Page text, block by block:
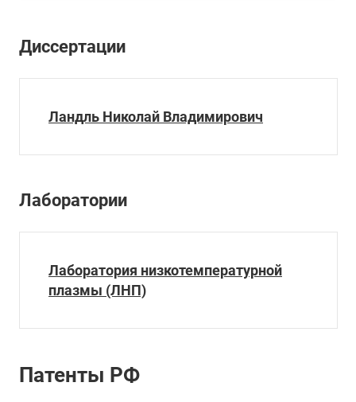
Диссертации
Ландль Николай Владимирович
Лаборатории
Лаборатория низкотемпературной
плазмы (ЛНП)
Патенты РФ